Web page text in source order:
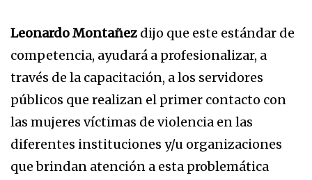
Leonardo Montañez dijo que este estándar de
competencia, ayudará a profesionalizar, a
través de la capacitación, a los servidores
públicos que realizan el primer contacto con
las mujeres víctimas de violencia en las
diferentes instituciones y/u organizaciones
que brindan atención a esta problemática